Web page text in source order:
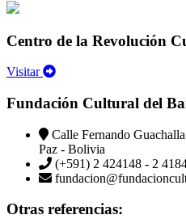
Centro de la Revolución
Visitar
Fundación Cultural del
Calle Fernando
Paz - Bolivia
(+591) 2 424148 - 2
Otras referencias: